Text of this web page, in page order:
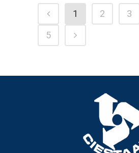
1 2 3
5